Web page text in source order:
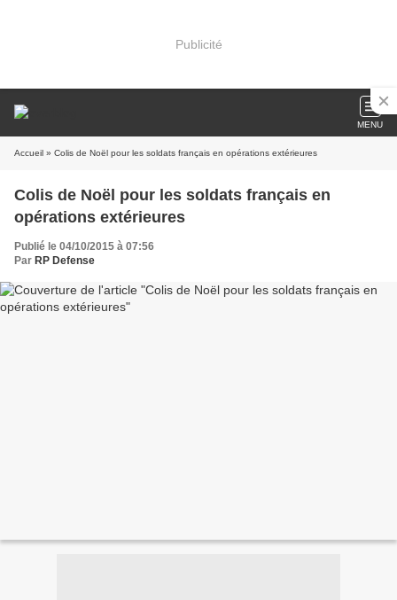
Publicité
MENU
Accueil » Colis de Noël pour les soldats français en opérations extérieures
Colis de Noël pour les soldats français en
opérations extérieures
Publié le 04/10/2015 à 07:56
Par RP Defense